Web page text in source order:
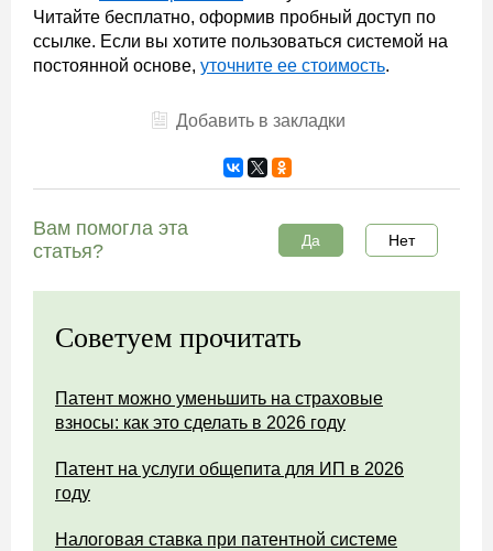
Читайте бесплатно, оформив пробный доступ по
ссылке. Если вы хотите пользоваться системой на
постоянной основе, уточните ее стоимость.
Добавить в закладки
Вам помогла эта
статья?
Да Нет
Советуем прочитать
Патент можно уменьшить на страховые
взносы: как это сделать в 2026 году
Патент на услуги общепита для ИП в 2026
году
Налоговая ставка при патентной системе